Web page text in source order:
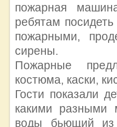
пожарная
ребятам
пожарными,
сирены.
Пожарные
костюма, каски,
Гости показали
какими
воды бьющий из